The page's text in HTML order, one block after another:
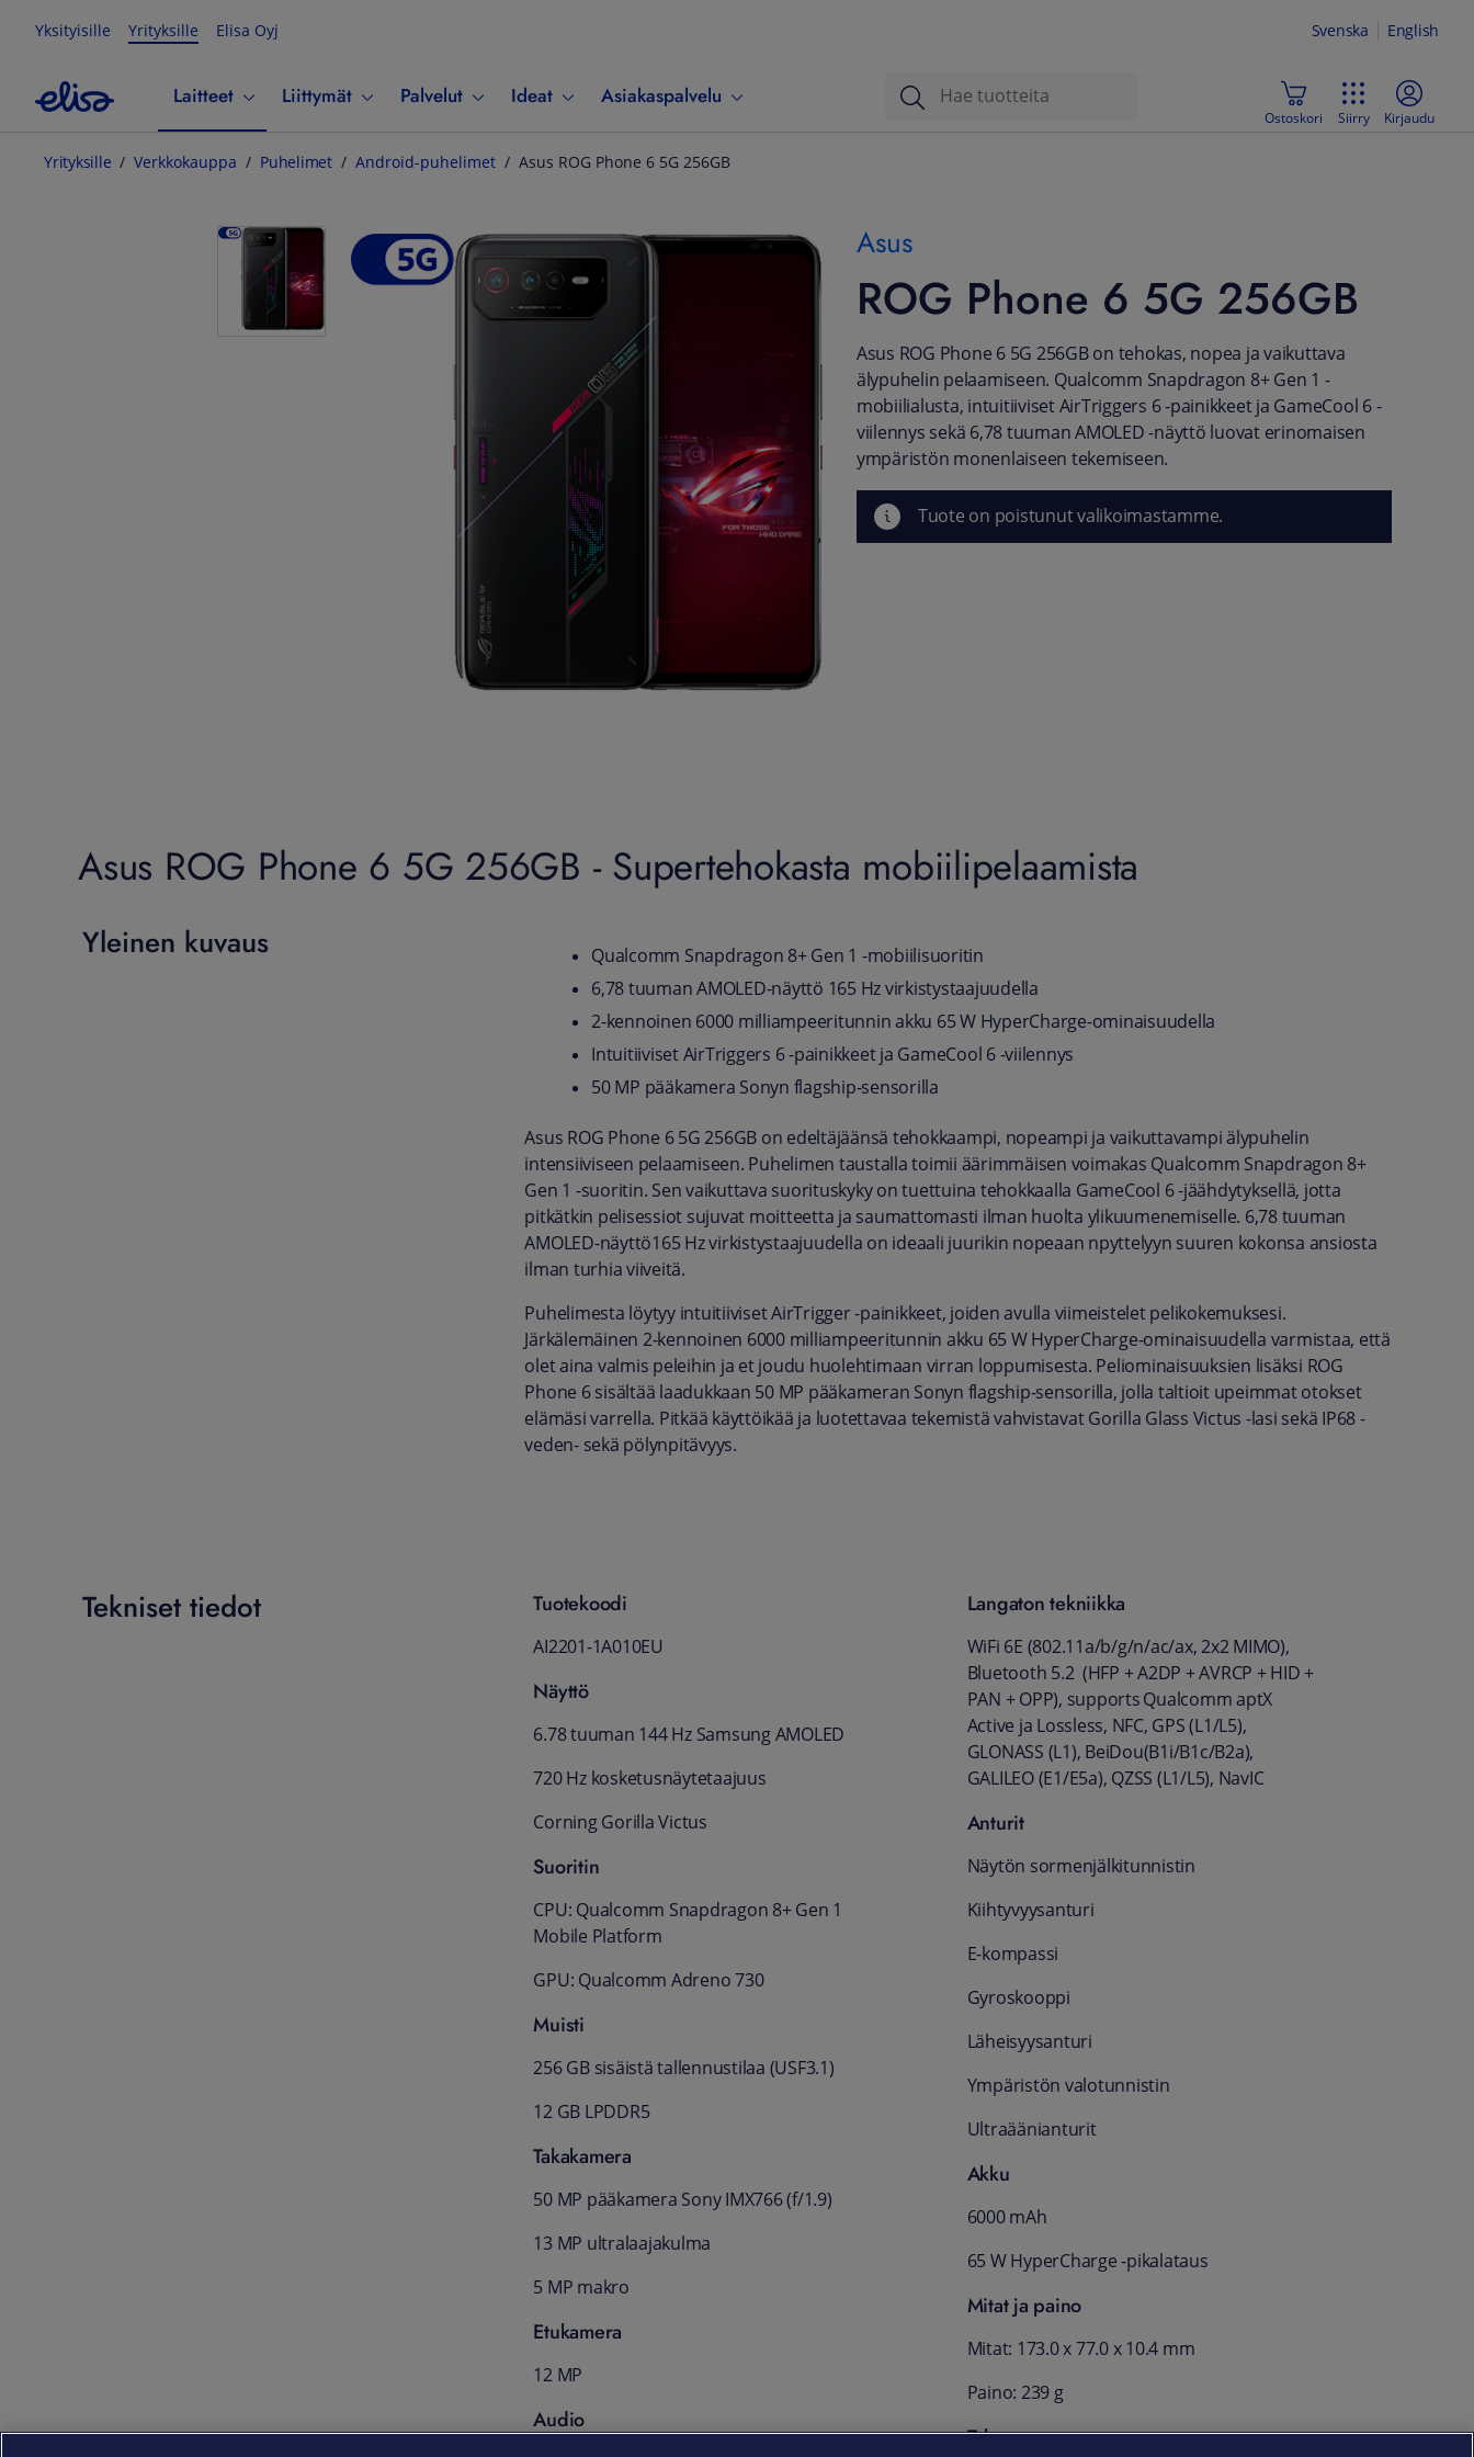
Yksityisille Yrityksille Elisa Oyj Svenska English
Laitteet Liittymät Palvelut Ideat Asiakaspalvelu
Ostoskori Siirry Kirjaudu
Yrityksille Verkkokauppa Puhelimet Android-puhelimet Asus ROG Phone 6 5G 256GB
Asus
ROG Phone 6 5G 256GB
Asus ROG Phone 6 5G 256GB on tehokas, nopea ja vaikuttava
älypuhelin pelaamiseen. Qualcomm Snapdragon 8+ Gen 1 -
mobiilialusta, intuitiiviset AirTriggers 6 -painikkeet ja GameCool 6 -
viilennys sekä 6,78 tuuman AMOLED -näyttö luovat erinomaisen
ympäristön monenlaiseen tekemiseen.
Tuote on poistunut valikoimastamme.
Asus ROG Phone 6 5G 256GB - Supertehokasta mobiilipelaamista
Yleinen kuvaus
Qualcomm Snapdragon 8+ Gen 1 -mobiilisuoritin
6,78 tuuman AMOLED-näyttö 165 Hz virkistystaajuudella
2-kennoinen 6000 milliampeeritunnin akku 65 W HyperCharge-ominaisuudella
Intuitiiviset AirTriggers 6 -painikkeet ja GameCool 6 -viilennys
50 MP pääkamera Sonyn flagship-sensorilla
Asus ROG Phone 6 5G 256GB on edeltäjäänsä tehokkaampi, nopeampi ja vaikuttavampi älypuhelin
intensiiviseen pelaamiseen. Puhelimen taustalla toimii äärimmäisen voimakas Qualcomm Snapdragon 8+
Gen 1 -suoritin. Sen vaikuttava suorituskyky on tuettuina tehokkaalla GameCool 6 -jäähdytyksellä, jotta
pitkätkin pelisessiot sujuvat moitteetta ja saumattomasti ilman huolta ylikuumenemiselle. 6,78 tuuman
AMOLED-näyttö165 Hz virkistystaajuudella on ideaali juurikin nopeaan npyttelyyn suuren kokonsa ansiosta
ilman turhia viiveitä.
Puhelimesta löytyy intuitiiviset AirTrigger -painikkeet, joiden avulla viimeistelet pelikokemuksesi.
Järkälemäinen 2-kennoinen 6000 milliampeeritunnin akku 65 W HyperCharge-ominaisuudella varmistaa, että
olet aina valmis peleihin ja et joudu huolehtimaan virran loppumisesta. Peliominaisuuksien lisäksi ROG
Phone 6 sisältää laadukkaan 50 MP pääkameran Sonyn flagship-sensorilla, jolla taltioit upeimmat otokset
elämäsi varrella. Pitkää käyttöikää ja luotettavaa tekemistä vahvistavat Gorilla Glass Victus -lasi sekä IP68 -
veden- sekä pölynpitävyys.
Tekniset tiedot Tuotekoodi
AI2201-1A010EU
Näyttö
6.78 tuuman 144 Hz Samsung AMOLED
720 Hz kosketusnäytetaajuus
Corning Gorilla Victus
Suoritin
CPU: Qualcomm Snapdragon 8+ Gen 1
Mobile Platform
GPU: Qualcomm Adreno 730
Muisti
256 GB sisäistä tallennustilaa (USF3.1)
12 GB LPDDR5
Takakamera
50 MP pääkamera Sony IMX766 (f/1.9)
13 MP ultralaajakulma
5 MP makro
Etukamera
12 MP
Audio
Langaton tekniikka
WiFi 6E (802.11a/b/g/n/ac/ax, 2x2 MIMO),
Bluetooth 5.2 (HFP + A2DP + AVRCP + HID +
PAN + OPP), supports Qualcomm aptX
Active ja Lossless, NFC, GPS (L1/L5),
GLONASS (L1), BeiDou(B1i/B1c/B2a),
GALILEO (E1/E5a), QZSS (L1/L5), NavIC
Anturit
Näytön sormenjälkitunnistin
Kiihtyvyysanturi
E-kompassi
Gyroskooppi
Läheisyysanturi
Ympäristön valotunnistin
Ultraäänianturit
Akku
6000 mAh
65 W HyperCharge -pikalataus
Mitat ja paino
Mitat: 173.0 x 77.0 x 10.4 mm
Paino: 239 g
Takuu